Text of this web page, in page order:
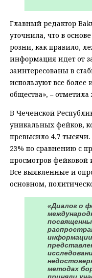
Главный редактор
уточнила, что в
розни, как правило,
информация идет от
заинтересованы в
используют все
общества», –
В Чеченской
уникальных фейков,
превысило 4,7 тысячи.
23% по сравнению с
просмотров
Все выявленные и
основном,
«Диалог о
методах